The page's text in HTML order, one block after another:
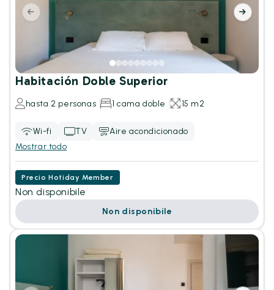
Habitación Doble Superior
hasta 2 personas 1 cama doble 15 m2
Wi-fi TV
Aire acondicionado
Mostrar todo
Precio Hotiday Member
Non disponibile
Non disponibile